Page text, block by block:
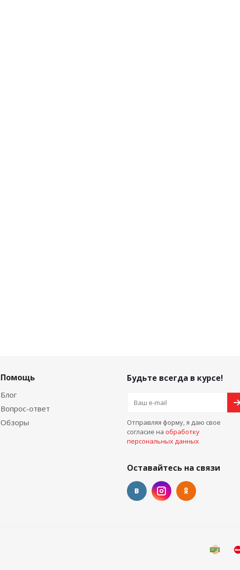
Помощь
Блог
Вопрос-ответ
Обзоры
Будьте всегда в курсе!
Отправляя форму, я даю свое
согласие на обработку
персональных данных
Оставайтесь на связи